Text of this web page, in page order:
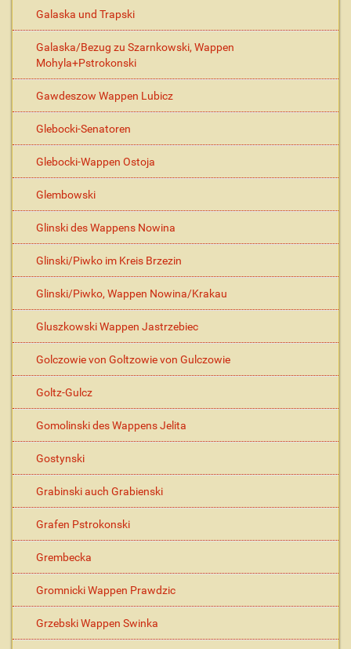
Galaska und Trapski
Galaska/Bezug zu Szarnkowski, Wappen
Mohyla+Pstrokonski
Gawdeszow Wappen Lubicz
Glebocki-Senatoren
Glebocki-Wappen Ostoja
Glembowski
Glinski des Wappens Nowina
Glinski/Piwko im Kreis Brzezin
Glinski/Piwko, Wappen Nowina/Krakau
Gluszkowski Wappen Jastrzebiec
Golczowie von Goltzowie von Gulczowie
Goltz-Gulcz
Gomolinski des Wappens Jelita
Gostynski
Grabinski auch Grabienski
Grafen Pstrokonski
Grembecka
Gromnicki Wappen Prawdzic
Grzebski Wappen Swinka